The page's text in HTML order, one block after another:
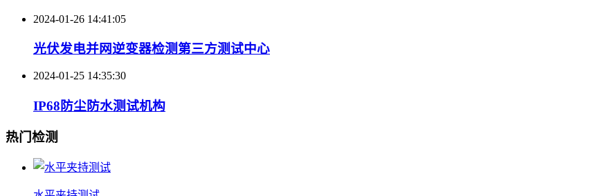
2024-01-26 14:41:05
光伏发电并网逆变器检测第三方测试中心
2024-01-25 14:35:30
IP68防尘防水测试机构
热门检测